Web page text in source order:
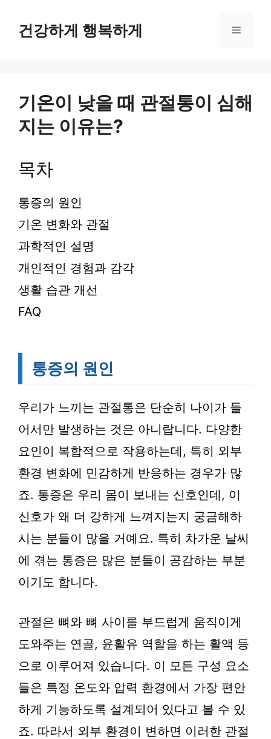
건강하게 행복하게 메
기온이 낮을 때 관절통이 심해
지는 이유는?
목차
통증의 원인
기온 변화와 관절
과학적인 설명
개인적인 경험과 감각
생활 습관 개선
FAQ
통증의 원인
우리가 느끼는 관절통은 단순히 나이가 들
어서만 발생하는 것은 아니랍니다. 다양한
요인이 복합적으로 작용하는데, 특히 외부
환경 변화에 민감하게 반응하는 경우가 많
죠. 통증은 우리 몸이 보내는 신호인데, 이
신호가 왜 더 강하게 느껴지는지 궁금해하
시는 분들이 많을 거예요. 특히 차가운 날씨
에 겪는 통증은 많은 분들이 공감하는 부분
이기도 합니다.
관절은 뼈와 뼈 사이를 부드럽게 움직이게
도와주는 연골, 윤활유 역할을 하는 활액 등
으로 이루어져 있습니다. 이 모든 구성 요소
들은 특정 온도와 압력 환경에서 가장 편안
하게 기능하도록 설계되어 있다고 볼 수 있
죠. 따라서 외부 환경이 변하면 이러한 관절